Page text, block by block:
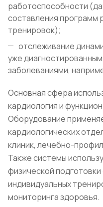
работоспособности
составления программ
тренировок);
отслеживание
уже
заболеваниями,
Основная сфера
кардиология и
Оборудование
кардиологических
клиник, лечебно-
Также системы
физической
индивидуальных
мониторинга здоровья.